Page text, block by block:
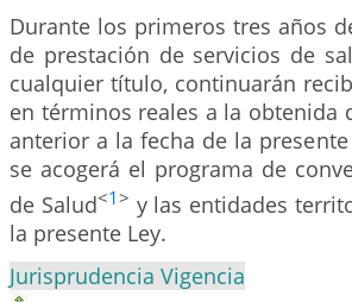
Durante los primeros tres años
de prestación de servicios de
cualquier título, continuarán
en términos reales a la
anterior a la fecha de la
se acogerá el programa de
de Salud<1> y las entidades
la presente Ley.
Jurisprudencia Vigencia